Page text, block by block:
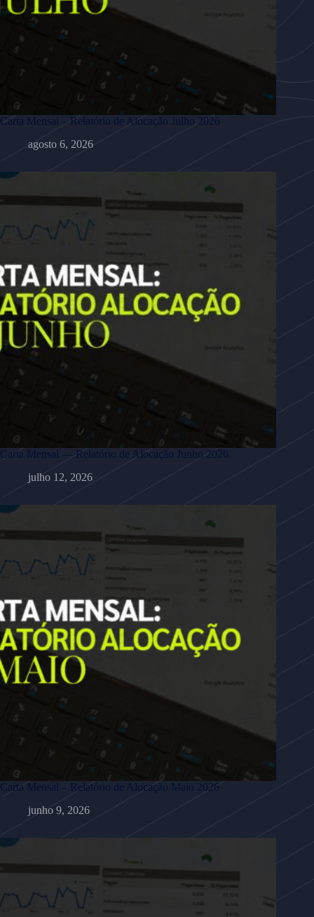
Carta Mensal – Relatório de Alocação Julho 2026
agosto 6, 2026
Carta Mensal — Relatório de Alocação Junho 2026
julho 12, 2026
Carta Mensal – Relatório de Alocação Maio 2026
junho 9, 2026